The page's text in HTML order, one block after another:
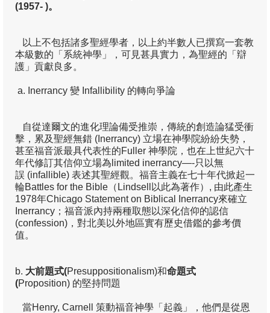
季報03
季報02
季報01
閱讀推介
關心及聯絡我們
代禱事項
聯絡查詢
(1957- )。
以上不包括諸多聖經學者，以上約半數人已撰寫一套教
本級數的「系統神學」，可見甚具實力，為聖經的「辯
護」貢獻良多。
a. Inerrancy 變 Infallibility 的轉向爭論
自從達爾文的進化理論備受推崇，傳統的創造論猛受衝
擊，累及聖經無錯 (Inerrancy) 立場在神學院紛紛失勢，
甚至福音派最具代表性的Fuller 神學院，也在上世紀六十
年代修訂其信仰立場為limited inerrancy—-只以無
誤 (infallible) 表述其聖經觀。福音主義在七十年代掀起一
輪Battles for the Bible（Lindsell以此為著作）, 由此產生
1978年Chicago Statement on Biblical Inerrancy來確立
Inerrancy；福音派內持兩種取態以深化信仰的認信
(confession)，對北美以外地區實有歷史借鑑的參考價
值。
b. 大前題式(Presuppositionalism)和命題式
(Proposition) 的堅持問題
當Henry, Carnell 策動福音神學「起義」，他們是從恩